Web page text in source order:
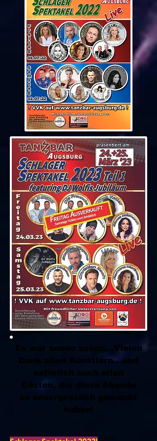
Es war soooo schön...Vielen
Dank allen Künstlern...und
natürlich auch allen
Gästen, die diese Abende
so unvergesslich gemacht